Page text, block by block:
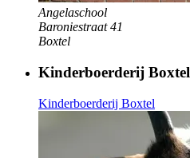
Angelaschool
Baroniestraat 41
Boxtel
Kinderboerderij Boxtel
Kinderboerderij Boxtel